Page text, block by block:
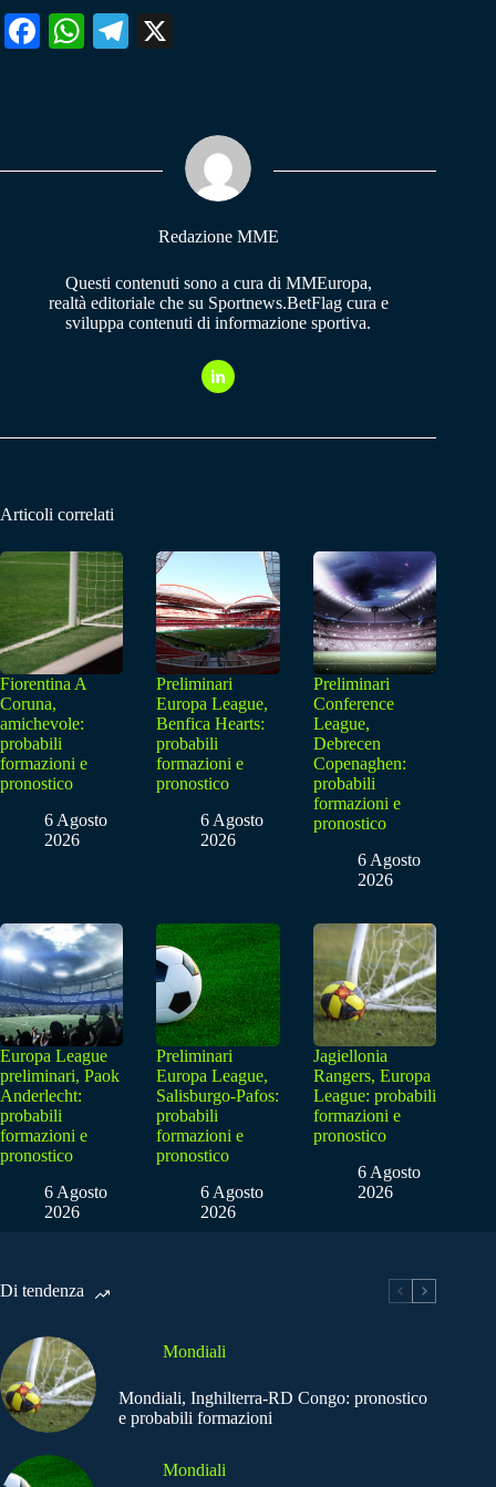
Fa W
pp
Te
m
Redazione MME
Questi contenuti sono a cura di MMEuropa,
realtà editoriale che su Sportnews.BetFlag cura e
sviluppa contenuti di informazione sportiva.
Articoli correlati
Fiorentina A
Coruna,
amichevole:
probabili
formazioni e
pronostico
6 Agosto
2026
Preliminari
Europa League,
Benfica Hearts:
probabili
formazioni e
pronostico
6 Agosto
2026
Preliminari
Conference
League,
Debrecen
Copenaghen:
probabili
formazioni e
pronostico
6 Agosto
2026
Europa League
preliminari, Paok
Anderlecht:
probabili
formazioni e
pronostico
6 Agosto
2026
Preliminari
Europa League,
Salisburgo-Pafos:
probabili
formazioni e
pronostico
6 Agosto
2026
Jagiellonia
Rangers, Europa
League: probabili
formazioni e
pronostico
6 Agosto
2026
Di tendenza
Mondiali
Mondiali, Inghilterra-RD Congo: pronostico
e probabili formazioni
Mondiali